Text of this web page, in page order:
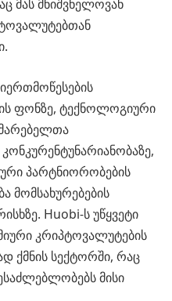
მას მნიშვნელოვან
ფონზე, ტექნოლოგიური
პარტნიორობების
მომსახურებების
Huobi-ს უწყვეტი
კრიპტოვალუტების
ქმნის სექტორში, რაც
მისი